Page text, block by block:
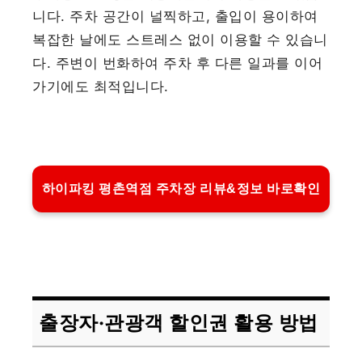
니다. 주차 공간이 널찍하고, 출입이 용이하여
복잡한 날에도 스트레스 없이 이용할 수 있습니
다. 주변이 번화하여 주차 후 다른 일과를 이어
가기에도 최적입니다.
하이파킹 평촌역점 주차장 리뷰&정보 바로확인
출장자·관광객 할인권 활용 방법